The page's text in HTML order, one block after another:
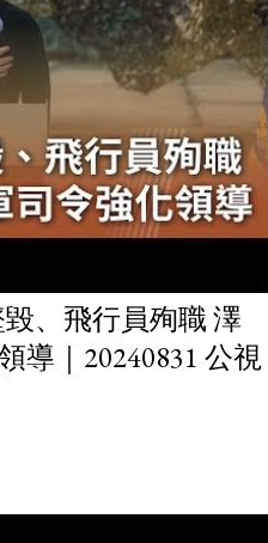
、飛行員殉職 澤
導｜20240831 公視